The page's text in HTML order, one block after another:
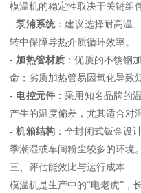
模温机的稳定性取决于关键组
-泵浦系统：建议选择耐高温
转中保障导热介质循环效率。
- 加热管材质 ：优质的不锈钢
命；劣质加热管易因氧化导致
- 电控元件 ：采用知名品牌的
产生的温度偏差，尤其适合对
-机箱结构 ：全封闭式钣金设
季潮湿或车间粉尘较多的环境。
三、评估能效比与运行成本
模温机是生产中的“电老虎”，